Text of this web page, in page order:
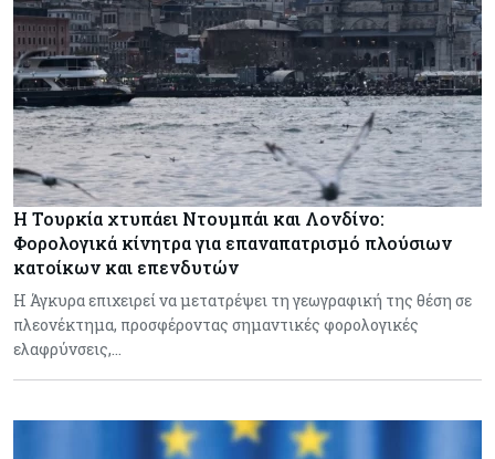
Η Τουρκία χτυπάει Ντουμπάι και Λονδίνο:
Φορολογικά κίνητρα για επαναπατρισμό πλούσιων
κατοίκων και επενδυτών
Η Άγκυρα επιχειρεί να μετατρέψει τη γεωγραφική της θέση σε
πλεονέκτημα, προσφέροντας σημαντικές φορολογικές
ελαφρύνσεις,…